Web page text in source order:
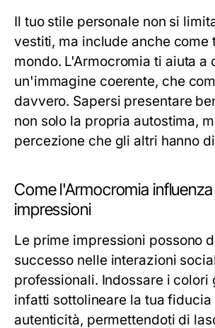
Il tuo stile personale non si
vestiti, ma include anche come
mondo. L'Armocromia ti aiuta a
un'immagine coerente, che
davvero. Sapersi presentare
non solo la propria autostima,
percezione che gli altri hanno
Come l'Armocromia
impressioni
Le prime impressioni possono
successo nelle interazioni
professionali. Indossare i colori
infatti sottolineare la tua fiducia
autenticità, permettendoti di